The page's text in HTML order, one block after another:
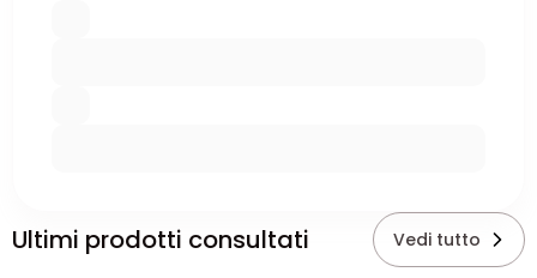
Ultimi prodotti consultati Vedi tutto